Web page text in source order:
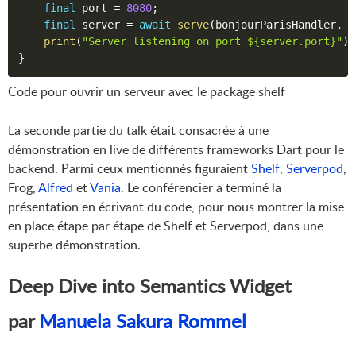
final
port = 8080;
final
server = await serve( bonjourParisHandler,
print ( "Server listening on port ${server.port}")
}
Code pour ouvrir un serveur avec le package shelf
La seconde partie du talk était consacrée à une
démonstration en live de différents frameworks Dart pour le
backend. Parmi ceux mentionnés figuraientShelf, Serverpod,
Frog,Alfred etVania. Le conférencier a terminé la
présentation en écrivant du code, pour nous montrer la mise
en place étape par étape de Shelf et Serverpod, dans une
superbe démonstration.
Deep Dive into Semantics Widget
parManuela Sakura Rommel